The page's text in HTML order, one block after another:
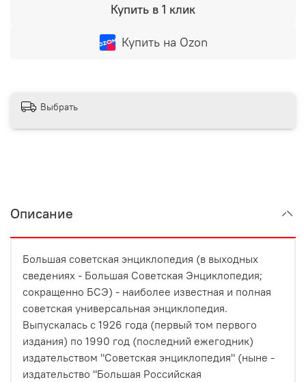
Купить в 1 клик
Купить на Ozon
Выбрать
Описание
Большая советская энциклопедия (в выходных
сведениях - Большая Советская Энциклопедия;
сокращенно БСЭ) - наиболее известная и полная
советская универсальная энциклопедия.
Выпускалась с 1926 года (первый том первого
издания) по 1990 год (последний ежегодник)
издательством "Советская энциклопедия" (ныне -
издательство "Большая Российская